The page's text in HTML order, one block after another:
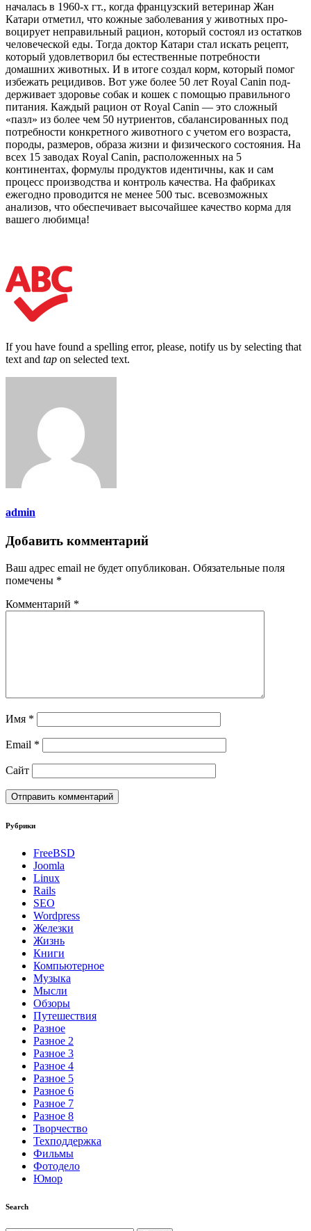
началась в 1960-х гт., когда француз­ский ветеринар Жан
Катари отметил, что кожные заболева­ния у животных про­
воцирует неправиль­ный рацион, который состоял из остат­ков
человеческой еды. Тогда доктор Катари стал искать ре­цепт,
который удовлетворил бы естественные потребности
домашних животных. И в итоге создал корм, который помог
избежать рецидивов. Вот уже более 50 лет Royal Canin под­
держивает здоровье собак и кошек с помощью правильного
питания. Каждый рацион от Royal Canin — это сложный
«пазл» из более чем 50 нутриентов, сбалансированных под
потреб­ности конкретного животного с учетом его возраста,
породы, размеров, образа жизни и физического состояния. На
всех 15 заводах Royal Canin, расположенных на 5
континентах, формулы продуктов идентичны, как и сам
процесс производ­ства и контроль качества. На фабриках
ежегодно проводится не менее 500 тыс. всевозможных
анализов, что обеспечивает высочайшее качество корма для
вашего любимца!
If you have found a spelling error, please, notify us by selecting that
text and tap on selected text.
admin
Добавить комментарий
Ваш адрес email не будет опубликован. Обязательные поля
помечены *
Комментарий *
Имя *
Email *
Сайт
Рубрики
FreeBSD
Joomla
Linux
Rails
SEO
Wordpress
Железки
Жизнь
Книги
Компьютерное
Музыка
Мысли
Обзоры
Путешествия
Разное
Разное 2
Разное 3
Разное 4
Разное 5
Разное 6
Разное 7
Разное 8
Творчество
Техподдержка
Фильмы
Фотодело
Юмор
Search